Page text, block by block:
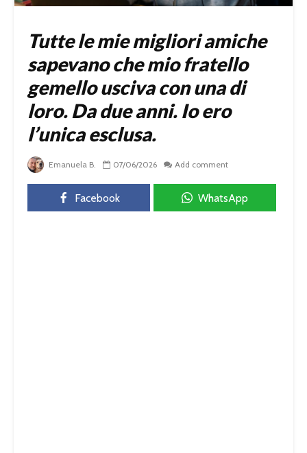
Tutte le mie migliori amiche
sapevano che mio fratello
gemello usciva con una di
loro. Da due anni. Io ero
l’unica esclusa.
Emanuela B. 07/06/2026 Add comment
Facebook WhatsApp